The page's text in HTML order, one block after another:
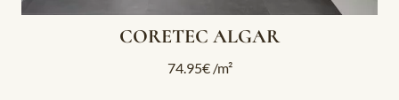
CORETEC ALGAR
74.95€/m²